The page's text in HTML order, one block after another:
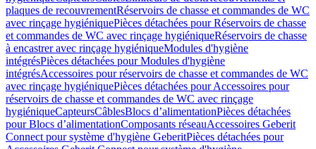
plaques de recouvrementRéservoirs de chasse et commandes de WC
avec rinçage hygiéniquePièces détachées pour Réservoirs de chasse
et commandes de WC avec rinçage hygiéniqueRéservoirs de chasse
à encastrer avec rinçage hygiéniqueModules d'hygiène
intégrésPièces détachées pour Modules d'hygiène
intégrésAccessoires pour réservoirs de chasse et commandes de WC
avec rinçage hygiéniquePièces détachées pour Accessoires pour
réservoirs de chasse et commandes de WC avec rinçage
hygiéniqueCapteursCâblesBlocs d’alimentationPièces détachées
pour Blocs d’alimentationComposants réseauAccessoires Geberit
Connect pour système d'hygiène GeberitPièces détachées pour